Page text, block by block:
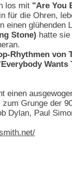
los mit "Are You
für die Ohren,
einen
Stone) hatte
Rhythmen von
Wants
einen
Grunge der
Dylan, Paul